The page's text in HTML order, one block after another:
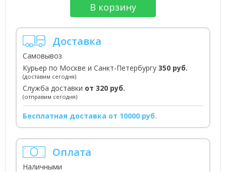
В корзину
Доставка
Самовывоз
Курьер по Москве и Санкт-Петербургу 350 руб.
(доставим сегодня)
Служба доставки от 320 руб.
(отправим сегодня)
Бесплатная доставка от 10000 руб.
Оплата
Наличными